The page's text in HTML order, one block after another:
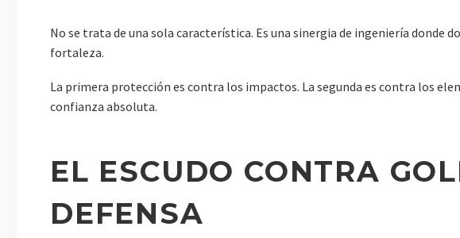
No se trata de una sola característica. Es una sinergia de ingeniería
fortaleza.
La primera protección es contra los impactos. La segunda es contra los
confianza absoluta.
EL ESCUDO CONTRA
DEFENSA